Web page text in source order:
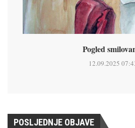
Pogled
12.09.2025
POSLJEDNJE OBJAVE